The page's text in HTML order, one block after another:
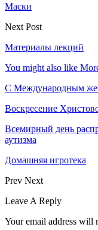
Маски
Next Post
Материалы лекций
You might also like
С Международным
Воскресение
Всемирный день
аутизма
Домашняя игротека
Prev Next
Leave A Reply
Your email address will